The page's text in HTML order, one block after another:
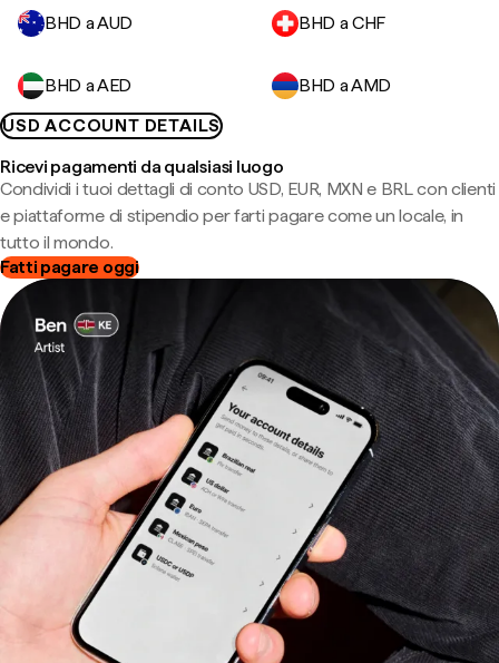
BHD a AUD BHD a CHF
BHD a AED
BHD a AMD
USD ACCOUNT DETAILS
Ricevi pagamenti da qualsiasi luogo
Condividi i tuoi dettagli di conto USD, EUR, MXN e BRL con clienti
e piattaforme di stipendio per farti pagare come un locale, in
tutto il mondo.
Fatti pagare oggi